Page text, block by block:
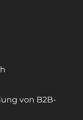
von B2B-